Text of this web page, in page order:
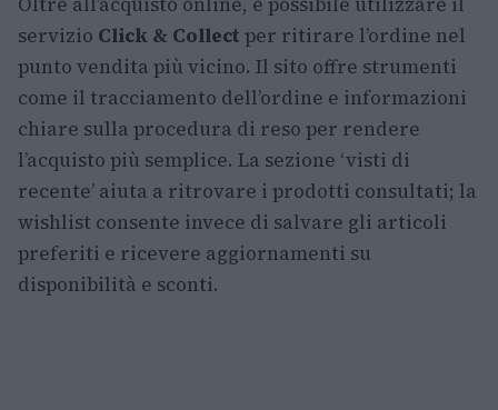
servizio Click & Collect per ritirare l’ordine nel
punto vendita più vicino. Il sito offre strumenti
come il tracciamento dell’ordine e informazioni
chiare sulla procedura di reso per rendere
l’acquisto più semplice. La sezione ‘visti di
recente’ aiuta a ritrovare i prodotti consultati; la
wishlist consente invece di salvare gli articoli
preferiti e ricevere aggiornamenti su
disponibilità e sconti.